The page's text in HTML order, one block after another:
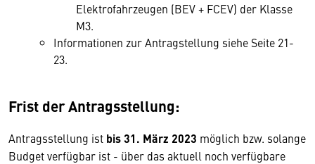
Elektrofahrzeugen (BEV + FCEV) der Klasse
M3.
Informationen zur Antragstellung siehe Seite 21-
23.
Frist der Antragsstellung:
Antragsstellung ist bis 31. März 2023 möglich bzw. solange
Budget verfügbar ist - über das aktuell noch verfügbare